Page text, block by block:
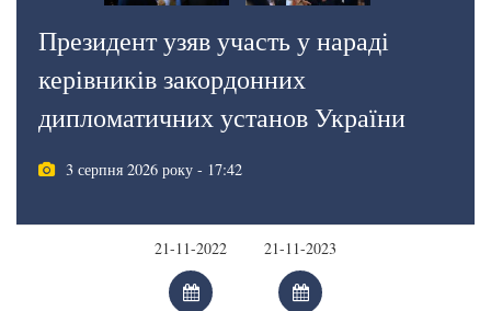
Президент узяв участь у нараді
керівників закордонних
дипломатичних установ України
3 серпня 2026 року - 17:42